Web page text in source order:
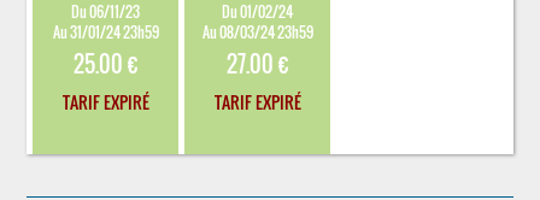
Du 06/11/23
Au 31/01/24 23h59
25.00 €
TARIF EXPIRÉ
Du 01/02/24
Au 08/03/24 23h59
27.00 €
TARIF EXPIRÉ